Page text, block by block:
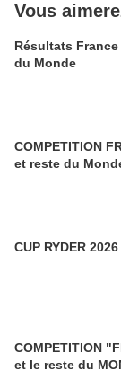
Vous
Résultats
du Monde
COMPETITION
et reste du
COMPETITION
et le reste du